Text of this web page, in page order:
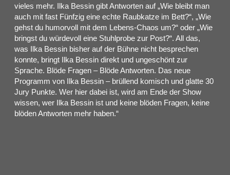
vieles mehr. Ilka Bessin gibt Antworten auf „Wie bleibt man
auch mit fast Fünfzig eine echte Raubkatze im Bett?“, „Wie
gehst du humorvoll mit dem Lebens-Chaos um?“ oder „Wie
bringst du würdevoll eine Stuhlprobe zur Post?“. All das,
was Ilka Bessin bisher auf der Bühne nicht besprechen
konnte, bringt Ilka Bessin direkt und ungeschönt zur
Sprache. Blöde Fragen – Blöde Antworten. Das neue
Programm von Ilka Bessin – brüllend komisch und glatte 30
Jury Punkte. Wer hier dabei ist, wird am Ende der Show
wissen, wer Ilka Bessin ist und keine blöden Fragen, keine
blöden Antworten mehr haben.“